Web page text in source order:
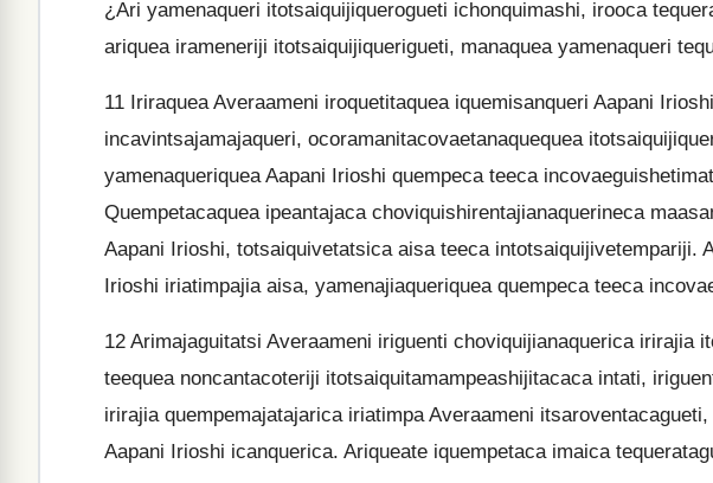
¿Ari yamenaqueri itotsaiquijiquerogueti ichonquimashi, irooca
ariquea irameneriji itotsaiquijiquerigueti, manaquea yamenaqueri
11 Iriraquea Averaameni iroquetitaquea iquemisanqueri Aapani
incavintsajamajaqueri, ocoramanitacovaetanaquequea
yamenaqueriquea Aapani Irioshi quempeca teeca
Quempetacaquea ipeantajaca choviquishirentajianaquerineca
Aapani Irioshi, totsaiquivetatsica aisa teeca intotsaiquijivetempariji.
Irioshi iriatimpajia aisa, yamenajiaqueriquea quempeca teeca
12 Arimajaguitatsi Averaameni iriguenti choviquijianaquerica irirajia
teequea noncantacoteriji itotsaiquitamampeashijitacaca intati,
irirajia quempemajatajarica iriatimpa Averaameni
Aapani Irioshi icanquerica. Ariqueate iquempetaca imaica